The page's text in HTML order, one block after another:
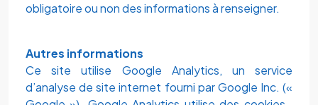
obligatoire ou non des informations à renseigner.
Autres informations
Ce site utilise Google Analytics, un service
d’analyse de site internet fourni par Google Inc. («